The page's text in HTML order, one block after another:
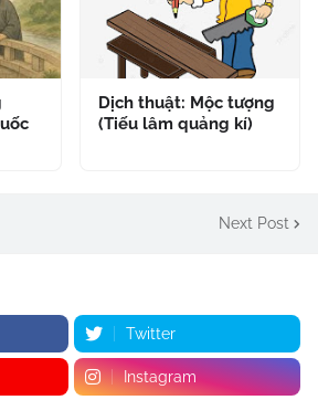
Dịch thuật: Mộc tượng
(Tiếu lâm quảng kí)
Next Post
Twitter
Instagram